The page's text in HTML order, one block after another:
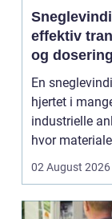
effektiv
og
industrien
En
hjertet i
industrielle
hvor
flyttes,
02 August 2026